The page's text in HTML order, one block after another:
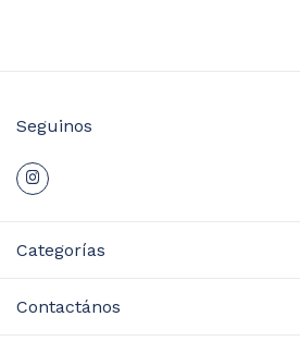
Seguinos
Categorías
Contactános